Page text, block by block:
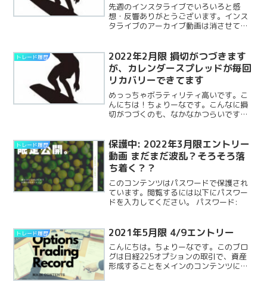
先週のインスタライブでいろいろと感
想・反響ありがとうございます。インス
タライブのアーカイブ動画は消させてい
られるようにYouTube版をURLあげてお
きますね。波乗りReadMore...
トレード履歴
2022年2月限 損切がつづきます
が、カレンダースプレッドが毎回
リカバリーできてます
めっっちゃボラティリティ高いです。こ
んにちは！ちょりーなです。こんなに損
切がつづくのも、なかなかつらいです
に最近は「波乗りスキャルピング」の手
法が少し形になってきましたReadMore...
トレード履歴
保護中: 2022年3月限エントリー
動画 まだまだ波乱？そろそろ落
ち着く？？
このコンテンツはパスワードで保護され
ています。閲覧するには以下にパスワー
ドを入力してください。 パスワード:
トレード履歴 2021年5月限 4/9エントリー
こんにちは。ちょりーなです。このブロ
グは日経225オプションの取引で、資産
形成することをメインのコンテンツにし